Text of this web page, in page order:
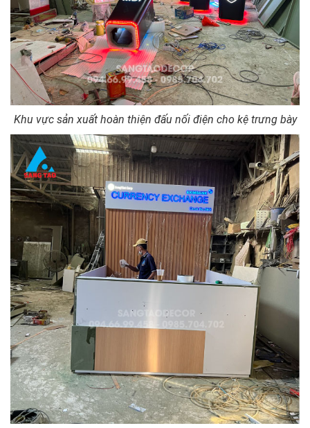
Khu vực sản xuất hoàn thiện đấu nối điện cho kệ trưng bày